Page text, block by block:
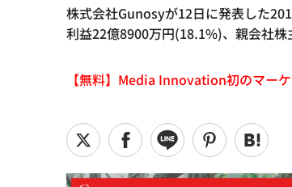
株式会社Gunosyが12日に発表した
利益22億8900万円(18.1%)、親会社
【無料】Media Innovation初のマー